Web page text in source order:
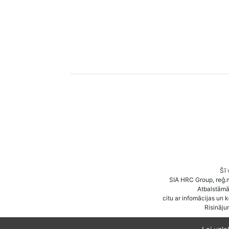
Šī
SIA HRC Group,
citu ar infomācijas un